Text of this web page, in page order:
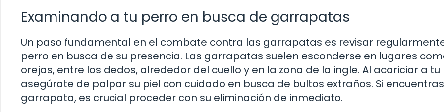
Examinando a tu perro en busca de garrapatas
Un paso fundamental en el combate contra las garrapatas es revisar
perro en busca de su presencia. Las garrapatas suelen esconderse en lugares
orejas, entre los dedos, alrededor del cuello y en la zona de la ingle. Al acariciar a tu
asegúrate de palpar su piel con cuidado en busca de bultos extraños. Si
garrapata, es crucial proceder con su eliminación de inmediato.